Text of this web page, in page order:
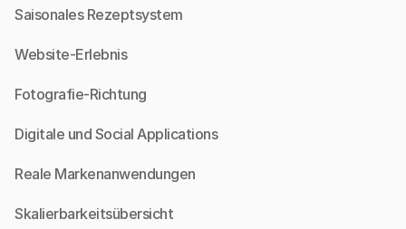
Saisonales Rezeptsystem
Website-Erlebnis
Fotografie-Richtung
Digitale und Social Applications
Reale Markenanwendungen
Skalierbarkeitsübersicht